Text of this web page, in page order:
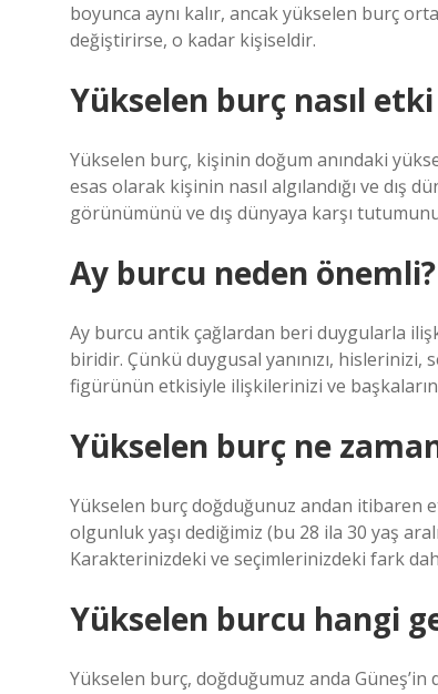
boyunca aynı kalır, ancak yükselen burç
değiştirirse, o kadar kişiseldir.
Yükselen burç nasıl
Yükselen burç, kişinin doğum anındaki
esas olarak kişinin nasıl algılandığı ve dış
görünümünü ve dış dünyaya karşı
Ay burcu neden önemli?
Ay burcu antik çağlardan beri duygularla
biridir. Çünkü duygusal yanınızı, hislerinizi,
figürünün etkisiyle ilişkilerinizi ve başkalarına
Yükselen burç ne
Yükselen burç doğduğunuz andan itibaren
olgunluk yaşı dediğimiz (bu 28 ila 30 yaş
Karakterinizdeki ve seçimlerinizdeki fark
Yükselen burcu hangi
Yükselen burç, doğduğumuz anda